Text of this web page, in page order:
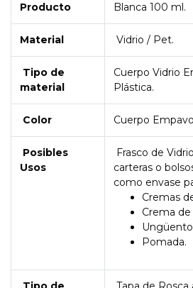
Producto
Blanca 100 ml.
Material Vidrio / Pet.
Tipo de
material
Cuerpo Vidrio
Plástica.
Color Cuerpo
Posibles
Usos
Frasco de
carteras o
como envase
Cremas
Crema de
Pomada.